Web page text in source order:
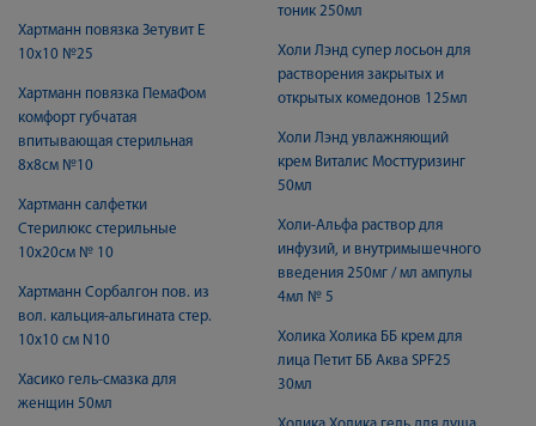
Хартманн повязка Зетувит E
10х10 №25
Хартманн повязка ПемаФом
комфорт губчатая
впитывающая стерильная
8x8см №10
Хартманн салфетки
Стерилюкс стерильные
10х20см № 10
Хартманн Сорбалгон пов. из
вол. кальция-альгината стер.
10х10 см N10
Хасико гель-смазка для
женщин 50мл
тоник 250мл
Холи Лэнд супер лосьон для
растворения закрытых и
открытых комедонов 125мл
Холи Лэнд увлажняющий
крем Виталис Мосттуризинг
50мл
Холи-Альфа раствор для
инфузий, и внутримышечного
введения 250мг / мл ампулы
4мл № 5
Холика Холика ББ крем для
лица Петит ББ Аква SPF25
30мл